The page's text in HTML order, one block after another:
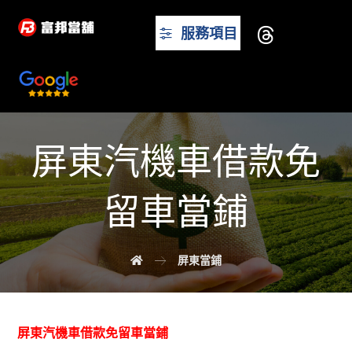
服務項目
屏東汽機車借款免
留車當鋪
屏東當鋪
屏東汽機車借款免留車當鋪